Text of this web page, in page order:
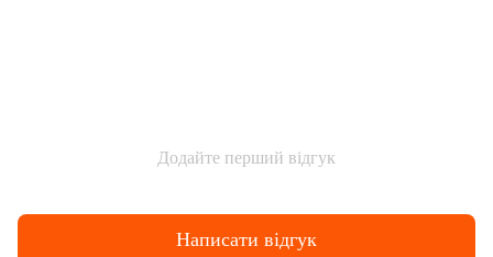
Додайте перший відгук
Написати відгук